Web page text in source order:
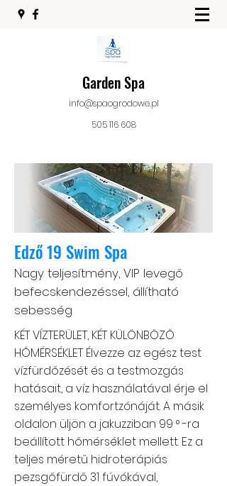
Garden Spa
info@spaogrodowe.pl
505 116 608
Edző19 Swim Spa
Nagy teljesítmény, VIP levegő
befecskendezéssel, állítható
sebesség
KÉT VÍZTERÜLET, KÉT KÜLÖNBÖZŐ
HŐMÉRSÉKLET Élvezze az egész test
vízfürdőzését és a testmozgás
hatásait, a víz használatával érje el
személyes komfortzónáját. A másik
oldalon üljön a jakuzziban 99 ° -ra
beállított hőmérséklet mellett. Ez a
teljes méretű hidroterápiás
pezsgőfürdő 31 fúvókával,